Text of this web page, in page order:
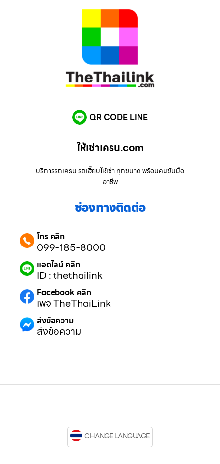
QR CODE LINE
ให้เช่าเครน.com
บริการรถเครน รถเฮี๊ยบให้เช่า ทุกขนาด พร้อมคนขับมือ
อาชีพ
ช่องทางติดต่อ
โทร คลิก
099-185-8000
แอดไลน์ คลิก
ID : thethailink
Facebook คลิก
เพจ TheThaiLink
ส่งข้อความ
ส่งข้อความ
CHANGE LANGUAGE